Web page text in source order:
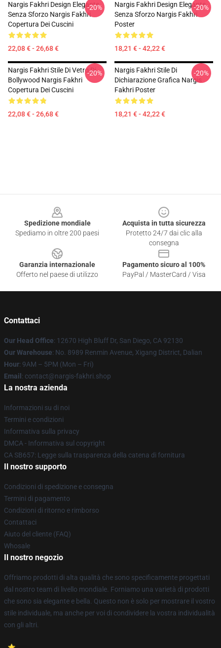
Nargis Fakhri Design Elegante
Senza Sforzo Nargis Fakhri
Copertura Dei Cuscini
22,08 € - 26,68 €
-20%
Nargis Fakhri Design Elegante
Senza Sforzo Nargis Fakhri
Poster
18,21 € - 42,22 €
-20%
Nargis Fakhri Stile Di Vetro Di
Bollywood Nargis Fakhri
Copertura Dei Cuscini
22,08 € - 26,68 €
-20%
Nargis Fakhri Stile Di
Dichiarazione Grafica Nargis
Fakhri Poster
18,21 € - 42,22 €
-20%
Spedizione mondiale
Spediamo in oltre 200 paesi
Acquista in tutta sicurezza
Protetto 24/7 dai clic alla
consegna
Garanzia internazionale
Offerto nel paese di utilizzo
Pagamento sicuro al 100%
PayPal / MasterCard / Visa
Contattaci
Our Head Office: 12670 High Bluff Dr, San Diego, CA 92130
Our Warehouse: No. 8989 Renmin Avenue, Xigang District, Dalian
Hour: 9AM – 5PM (Mon – Fri)
Email : contact@nargis-fakhri.shop
La nostra azienda
Informazioni su di noi
Termini e condizioni
Informativa sulla privacy
DMCA - Informativa sul copyright
CA SB657: Legge sulla trasparenza della catena di fornitura
Il nostro supporto
Condizioni di spedizione e consegna
Termini di pagamento
Condizioni di ritorno e rimborso
Contattaci
Aiuto del cliente (FAQ)
Whosale
Il nostro negozio
Offriamo prodotti di alta qualità che sono specificamente progettati
dal nostro team di livello mondiale. Forniamo una varietà di prodotti
che sono sia elegante e bella. Questo non è solo per mostrare il vostro
stile individuale, ma anche per voi di condividere la vostra individualità
con gli altri.